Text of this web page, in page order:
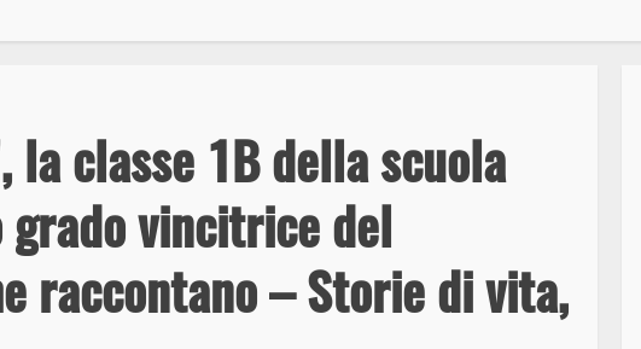
la classe 1B della scuola
vincitrice del
raccontano – Storie di vita,